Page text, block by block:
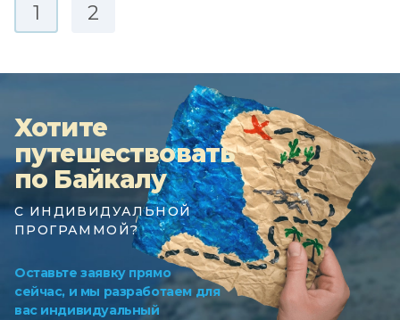
1 2
Хотите
путешествовать
по Байкалу
С ИНДИВИДУАЛЬНОЙ
ПРОГРАММОЙ?
Оставьте заявку прямо
сейчас, и мы разработаем для
вас индивидуальный